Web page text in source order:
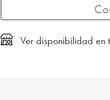
Ver disponibilidad en